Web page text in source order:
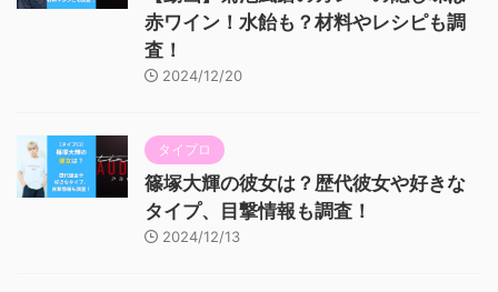
赤ワイン！水飴も？材料やレシピも調
査！
2024/12/20
タイプロ
篠塚大輝の彼女は？歴代彼女や好きな
タイプ、目撃情報も調査！
2024/12/13